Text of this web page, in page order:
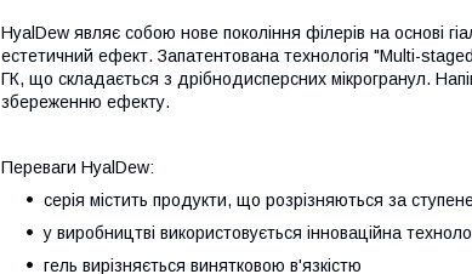
HyalDew являє собою нове покоління філерів на основі
естетичний ефект. Запатентована технологія "Multi-
ГК, що складається з дрібнодисперсних мікрогранул.
збереженню ефекту.
Переваги HyalDew:
серія містить продукти, що розрізняються за
у виробництві використовується інноваційна
гель вирізняється винятковою в'язкістю